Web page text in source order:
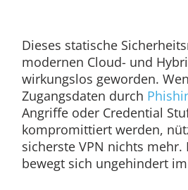
Dieses statische
modernen Cloud- und
wirkungslos geworden.
Zugangsdaten durch
Angriffe oder Credential
kompromittiert werden,
sicherste VPN nichts mehr.
bewegt sich ungehindert